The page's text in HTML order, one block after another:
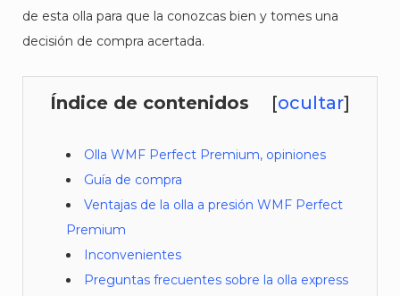
de esta olla para que la conozcas bien y tomes una
decisión de compra acertada.
Índice de contenidos [ocultar]
Olla WMF Perfect Premium, opiniones
Guía de compra
Ventajas de la olla a presión WMF Perfect
Premium
Inconvenientes
Preguntas frecuentes sobre la olla express